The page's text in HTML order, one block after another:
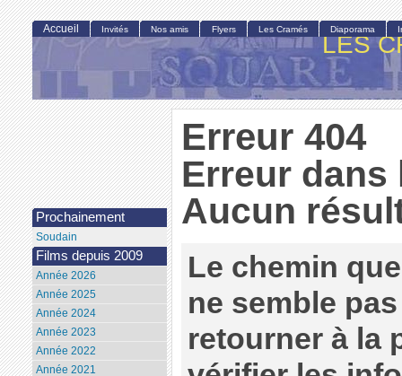
LES
Erreur 404
Erreur dans
Aucun
Le chemin
ne semble
retourner à la
Accueil Invités Nos amis Flyers Les Cramés Diaporama
Prochainement
Soudain
Films depuis 2009
Année 2026
Année 2025
Année 2024
Année 2023
Année 2022
Année 2021